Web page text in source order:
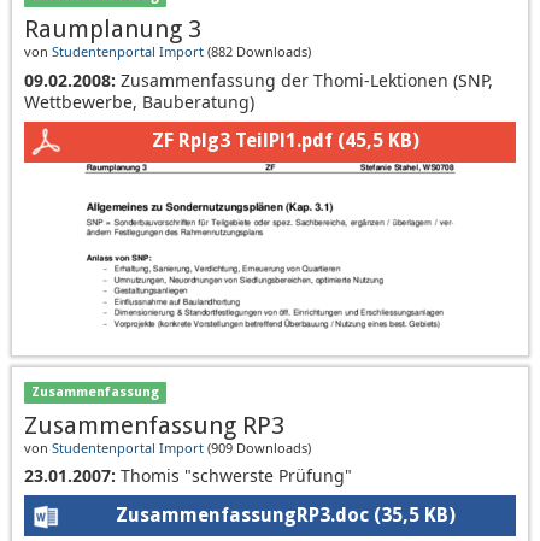
Raumplanung 3
von Studentenportal Import (882 Downloads)
09.02.2008: Zusammenfassung der Thomi-Lektionen (SNP,
Wettbewerbe, Bauberatung)
ZF Rplg3 TeilPl1.pdf (45,5 KB)
Zusammenfassung
Zusammenfassung RP3
von Studentenportal Import (909 Downloads)
23.01.2007: Thomis "schwerste Prüfung"
ZusammenfassungRP3.doc (35,5 KB)